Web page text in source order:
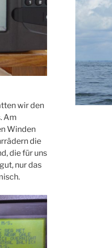
wir den
Am
Winden
die
die für uns
nur das